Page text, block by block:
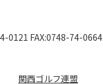
0121 FAX:0748-74-0664
関西ゴルフ連盟